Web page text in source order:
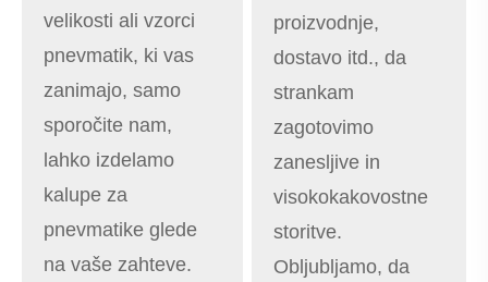
velikosti ali vzorci
pnevmatik, ki vas
zanimajo, samo
sporočite nam,
lahko izdelamo
kalupe za
pnevmatike glede
na vaše zahteve.
proizvodnje,
dostavo itd., da
strankam
zagotovimo
zanesljive in
visokokakovostne
storitve.
Obljubljamo, da